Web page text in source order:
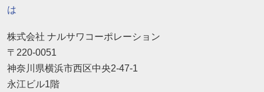
は
株式会社 ナルサワコーポレーション
〒220-0051
神奈川県横浜市西区中央2-47-1
永江ビル1階